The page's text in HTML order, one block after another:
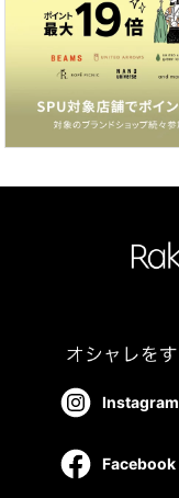
Instagram
Facebook